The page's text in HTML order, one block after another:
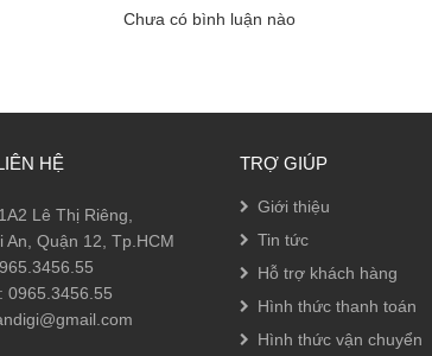
Chưa có bình luận nào
HỆ
Lê Thị Riêng,
An, Quận 12, Tp.HCM
0965.3456.55
TRỢ GIÚP
Giới thiệu
Tin tức
Hỗ trợ khách hàng
Hình thức thanh toán
Hình thức vận chuyển